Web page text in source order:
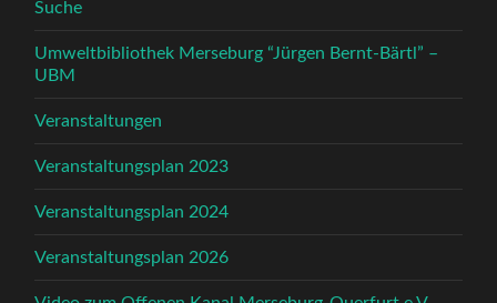
Suche
Umweltbibliothek Merseburg “Jürgen Bernt-Bärtl” –
UBM
Veranstaltungen
Veranstaltungsplan 2023
Veranstaltungsplan 2024
Veranstaltungsplan 2026